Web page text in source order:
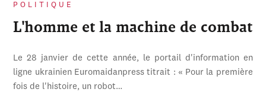
POLITIQUE
L'homme et la machine de combat
Le 28 janvier de cette année, le portail d'information en
ligne ukrainien Euromaidanpress titrait : « Pour la première
fois de l'histoire, un robot…